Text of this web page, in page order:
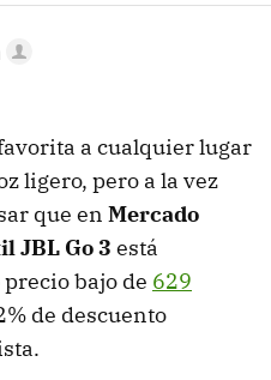
a cualquier lugar
ligero, pero a la vez
que en Mercado
JBL Go 3 está
bajo de 629
de descuento